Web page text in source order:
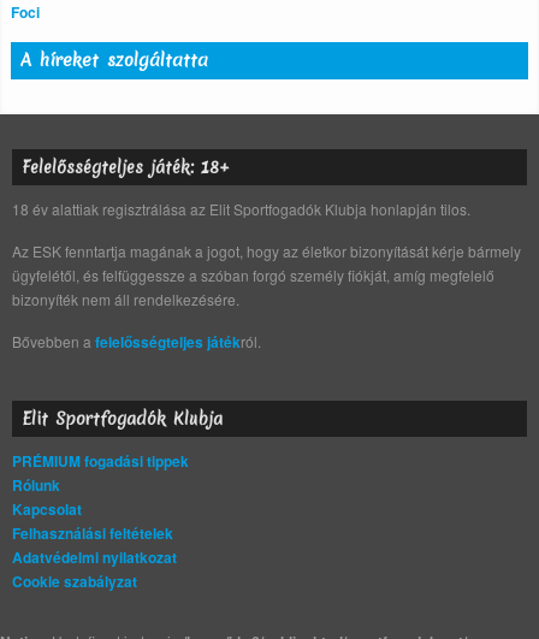
Foci
A híreket szolgáltatta
Felelősségteljes játék: 18+
18 év alattiak regisztrálása az Elit Sportfogadók Klubja honlapján tilos.
Az ESK fenntartja magának a jogot, hogy az életkor bizonyítását kérje bármely
ügyfelétől, és felfüggessze a szóban forgó személy fiókját, amíg megfelelő
bizonyíték nem áll rendelkezésére.
Bővebben a felelősségteljes játékról.
Elit Sportfogadók Klubja
PRÉMIUM fogadási tippek
Rólunk
Kapcsolat
Felhasználási feltételek
Adatvédelmi nyilatkozat
Cookie szabályzat